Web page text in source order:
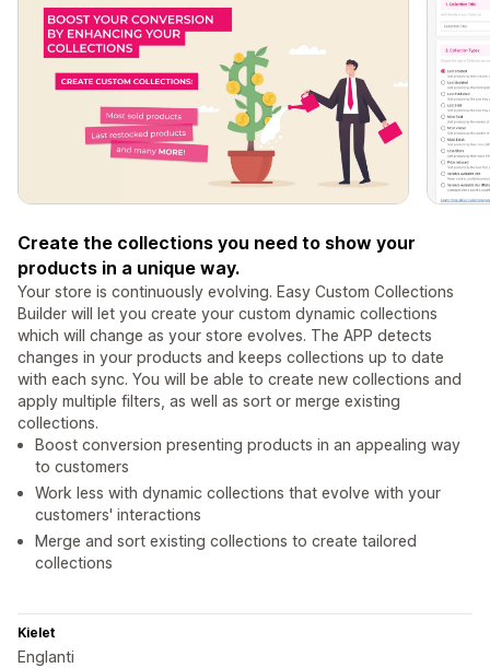
Create the collections you need to show your
products in a unique way.
Your store is continuously evolving. Easy Custom Collections
Builder will let you create your custom dynamic collections
which will change as your store evolves. The APP detects
changes in your products and keeps collections up to date
with each sync. You will be able to create new collections and
apply multiple filters, as well as sort or merge existing
collections.
Boost conversion presenting products in an appealing way
to customers
Work less with dynamic collections that evolve with your
customers' interactions
Merge and sort existing collections to create tailored
collections
Kielet
Englanti